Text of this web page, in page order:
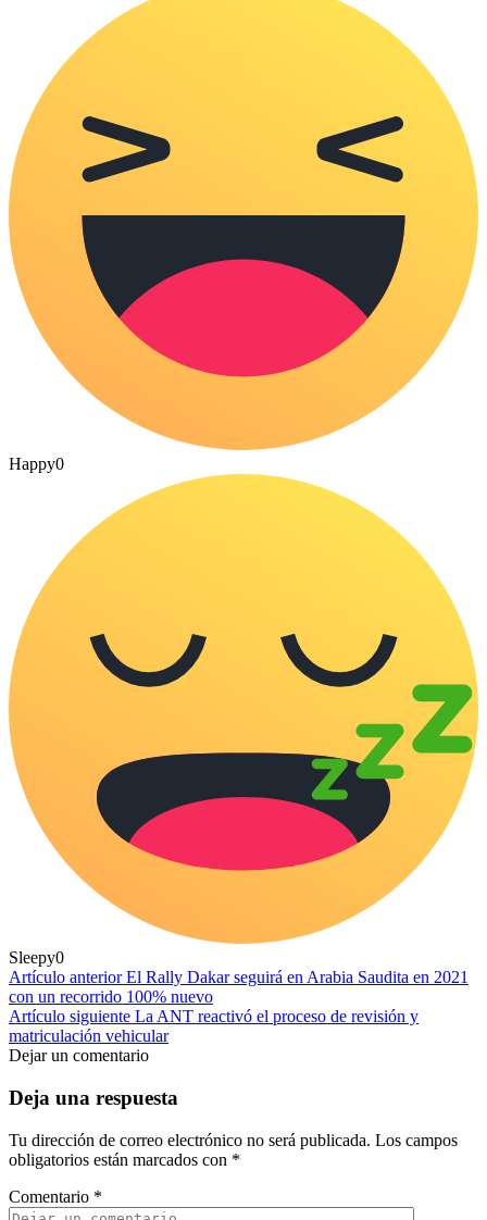
Happy0
Sleepy0
Artículo anterior El Rally Dakar seguirá en Arabia Saudita en 2021
con un recorrido 100% nuevo
Artículo siguiente La ANT reactivó el proceso de revisión y
matriculación vehicular
Dejar un comentario
Deja una respuesta
Tu dirección de correo electrónico no será publicada. Los campos
obligatorios están marcados con *
Comentario *